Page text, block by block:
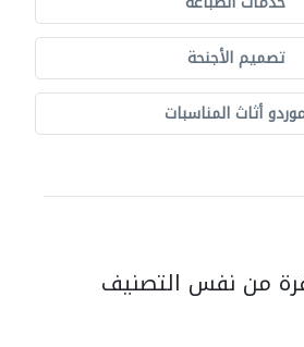
تصميم الأجنحة
أثاث المناسبات
من نفس التصنيف